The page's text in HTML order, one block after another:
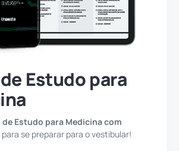
Estudo para
de Estudo para Medicina com
para se preparar para o vestibular!